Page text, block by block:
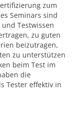
zum
Seminars sind
Testwissen
zu guten
beizutragen,
zu unterstützen
beim Test im
die
Tester effektiv in